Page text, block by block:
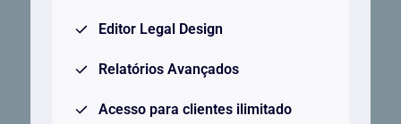
Editor Legal Design
Relatórios Avançados
Acesso para clientes ilimitado